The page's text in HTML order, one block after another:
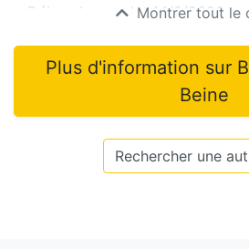
Début du mandat14/2/2026
Montrer tout le
Plus d'information sur
Beine
Rechercher une